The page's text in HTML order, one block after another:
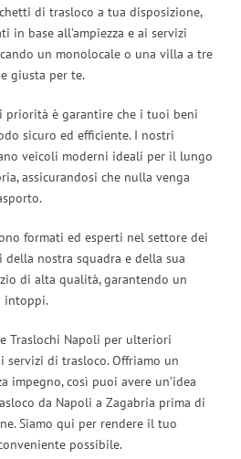
di trasloco a tua disposizione,
in base all’ampiezza e ai servizi
un monolocale o una villa a tre
giusta per te.
priorità è garantire che i tuoi beni
sicuro ed efficiente. I nostri
veicoli moderni ideali per il lungo
assicurandosi che nulla venga
formati ed esperti nel settore dei
nostra squadra e della sua
di alta qualità, garantendo un
intoppi.
Traslochi Napoli per ulteriori
servizi di trasloco. Offriamo un
impegno, così puoi avere un’idea
da Napoli a Zagabria prima di
Siamo qui per rendere il tuo
possibile.